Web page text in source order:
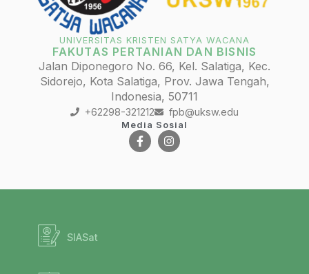
UNIVERSITAS KRISTEN SATYA WACANA
FAKUTAS PERTANIAN DAN BISNIS
Jalan Diponegoro No. 66, Kel. Salatiga, Kec.
Sidorejo, Kota Salatiga, Prov. Jawa Tengah,
Indonesia, 50711
+62298-321212 fpb@uksw.edu
Media Sosial
SIASat